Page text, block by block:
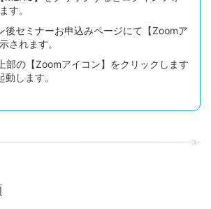
す。
後セミナーお申込みページにて【Zoomア
されます。
部の【Zoomアイコン】をクリックします
します。